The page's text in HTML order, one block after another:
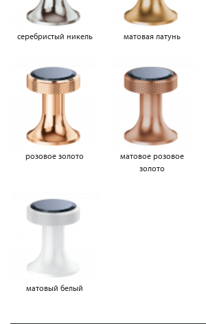
серебристый никель матовая латунь
розовое золото
матовое розовое
золото
матовый белый